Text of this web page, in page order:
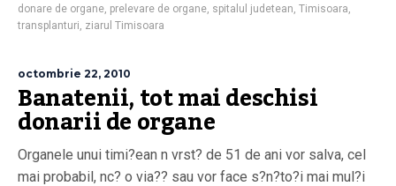
donare de organe, prelevare de organe, spitalul judetean, Timisoara,
transplanturi, ziarul Timisoara
octombrie 22, 2010
Banatenii, tot mai deschisi
donarii de organe
Organele unui timi?ean n vrst? de 51 de ani vor salva, cel
mai probabil, nc? o via?? sau vor face s?n?to?i mai mul?i